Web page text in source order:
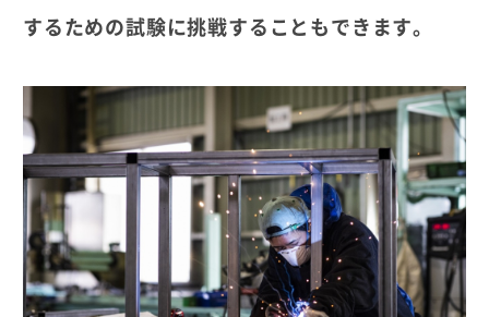
するための試験に挑戦することもできます。